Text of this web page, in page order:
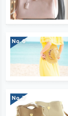
No.
No.